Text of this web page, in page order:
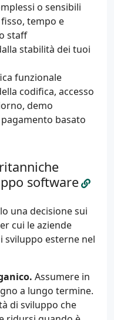
o sensibili
tempo e
staff
stabilità dei tuoi
funzionale
codifica, accesso
demo
basato
software
una decisione sui
cui le aziende
sviluppo esterne nel
Assumere in
a lungo termine.
di sviluppo che